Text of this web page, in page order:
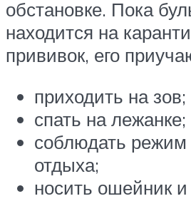
обстановке. Пока
находится на
прививок, его
приходить на зов;
спать на лежанке;
соблюдать режим
отдыха;
носить ошейник и